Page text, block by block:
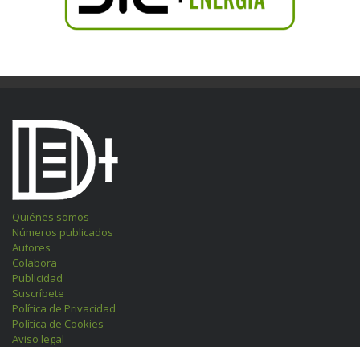
Quiénes somos
Números publicados
Autores
Colabora
Publicidad
Suscríbete
Política de Privacidad
Política de Cookies
Aviso legal